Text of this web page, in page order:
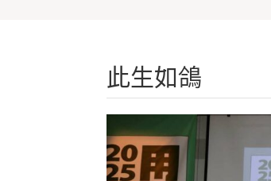
此生如鴿